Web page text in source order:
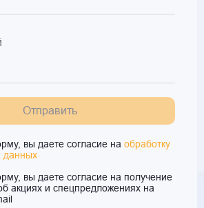
Отправить
вы даете согласие на обработку
данных
вы даете согласие на получение
акциях и спецпредложениях на